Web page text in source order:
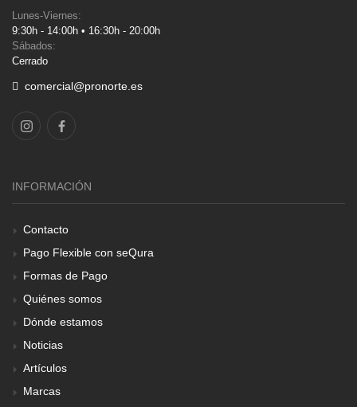
Lunes-Viernes:
9:30h - 14:00h • 16:30h - 20:00h
Sábados:
Cerrado
comercial@pronorte.es
INFORMACIÓN
Contacto
Pago Flexible con seQura
Formas de Pago
Quiénes somos
Dónde estamos
Noticias
Artículos
Marcas